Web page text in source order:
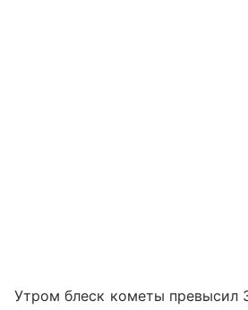
Утром блеск кометы превысил